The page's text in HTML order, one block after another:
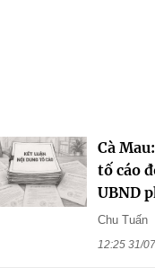
Cà
tố cáo
UBND
Chu Tuấn
12:25 31/